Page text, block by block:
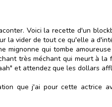
Voici la recette d'un
la vider de tout ce qu'elle a
qui tombe
très méchant qui meurt à
et attendez que les dollars
que j'ai pour cette actrice